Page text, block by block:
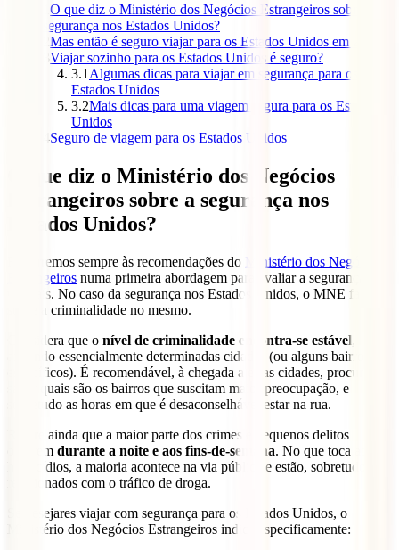
O que diz o Ministério dos Negócios Estrangeiros sobre a
segurança nos Estados Unidos?
Mas então é seguro viajar para os Estados Unidos em 2024?
Viajar sozinho para os Estados Unidos é seguro?
3.1 Algumas dicas para viajar em segurança para os
Estados Unidos
3.2Mais dicas para uma viagem segura para os Estados
Unidos
4Seguro de viagem para os Estados Unidos
O que diz o Ministério dos Negócios
Estrangeiros sobre a segurança nos
Estados Unidos?
Recorremos sempre às recomendações do
Ministério dos Negócios
Estrangeiros numa primeira abordagem para avaliar a segurança de
um país. No caso da segurança nos Estados Unidos, o MNE fala
sobre a criminalidade no mesmo.
Considera que o nível de criminalidade encontra-se estável
afetando essencialmente determinadas cidades (ou alguns bairros
específicos). É recomendável, à chegada a estas cidades, procurar
saber quais são os bairros que suscitam maior preocupação, e
sobretudo as horas em que é desaconselhável estar na rua.
Refere ainda que a maior parte dos crimes e pequenos delitos
ocorrem durante a noite e aos fins-de-semana. No que toca aos
homicídios, a maioria acontece na via pública e estão, sobretudo,
relacionados com o tráfico de droga.
Se desejares viajar com segurança para os Estados Unidos, o
Ministério dos Negócios Estrangeiros indica especificamente: